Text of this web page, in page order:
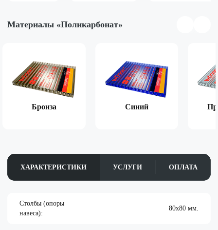
Материалы «Поликарбонат»
Бронза Синий
ХАРАКТЕРИСТИКИ УСЛУГИ ОПЛАТА
Столбы (опоры
навеса):
80х80 мм.